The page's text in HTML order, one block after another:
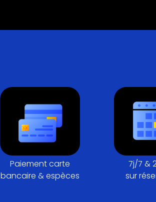
Paiement carte
bancaire & espèces
7j/7 &
sur